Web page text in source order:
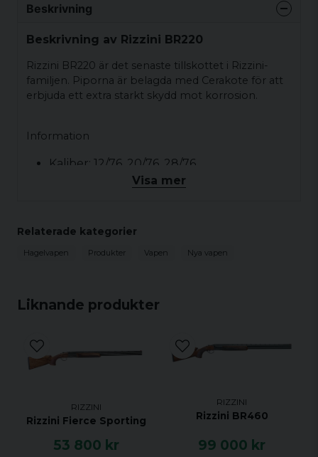
Liknande produkter
RIZZINI
Rizzini Fierce Sporting
53 800 kr
RIZZINI
Rizzini BR460
99 000 kr
Beskrivning
Beskrivning av Rizzini BR220
Rizzini BR220 är det senaste tillskottet i Rizzini-
familjen. Piporna är belagda med Cerakote för att
erbjuda ett extra starkt skydd mot korrosion.
Information
Kaliber: 12/76, 20/76, 28/76
Piplängd: 67cm, 71cm, 76cm
Träkvalité: Grade 2,5
Vikt: cal.12 (3310g), cal.20 (2905g),
cal.28 (2675g)
Visa mer
Relaterade kategorier
Hagelvapen Produkter Vapen Nya vapen